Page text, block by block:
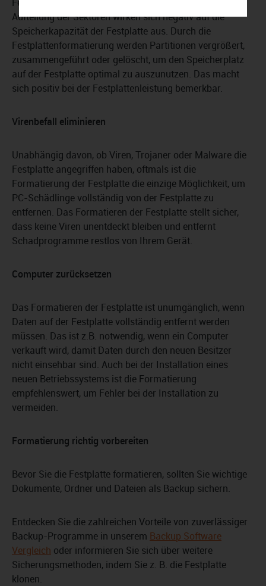
Aufteilung der Sektoren wirken sich negativ auf die
Speicherkapazität der Festplatte aus. Durch die
Festplattenformatierung werden Partitionen vergrößert,
zusammengeführt oder gelöscht, um den Speicherplatz
auf der Festplatte optimal zu auszunutzen. Das macht
sich positiv bei der Festplattenleistung bemerkbar.
Virenbefall eliminieren
Unabhängig davon, ob Viren, Trojaner oder Malware die
Festplatte angegriffen haben, oftmals ist die
Formatierung der Festplatte die einzige Möglichkeit, um
PC-Schädlinge vollständig von der Festplatte zu
entfernen. Das Formatieren der Festplatte stellt sicher,
dass keine Viren unentdeckt bleiben und entfernt
Schadprogramme restlos von Ihrem Gerät.
Computer zurücksetzen
Das Formatieren der Festplatte ist unumgänglich, wenn
Daten auf der Festplatte vollständig entfernt werden
müssen. Das ist z.B. notwendig, wenn ein Computer
verkauft wird, damit Daten durch den neuen Besitzer
nicht einsehbar sind. Auch bei der Installation eines
neuen Betriebssystems ist die Formatierung
empfehlenswert, um Fehler bei der Installation zu
vermeiden.
Formatierung richtig vorbereiten
Bevor Sie die Festplatte formatieren, sollten Sie wichtige
Dokumente, Ordner und Dateien als Backup sichern.
Entdecken Sie die zahlreichen Vorteile von zuverlässiger
Backup-Programme in unserem Backup Software
Vergleich oder informieren Sie sich über weitere
Sicherungsmethoden, indem Sie z. B. die Festplatte
klonen.